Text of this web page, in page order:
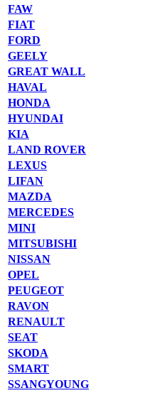
FAW
FIAT
FORD
GEELY
GREAT WALL
HAVAL
HONDA
HYUNDAI
KIA
LAND ROVER
LEXUS
LIFAN
MAZDA
MERCEDES
MINI
MITSUBISHI
NISSAN
OPEL
PEUGEOT
RAVON
RENAULT
SEAT
SKODA
SMART
SSANGYOUNG